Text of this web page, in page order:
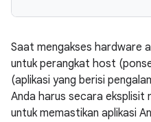
Saat mengakses hardware
untuk perangkat host
(aplikasi yang berisi
Anda harus secara eksplisit
untuk memastikan aplikasi